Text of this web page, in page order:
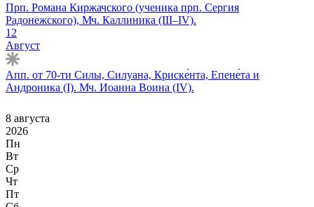
Прп. Романа Киржачского (ученика прп. Сергия
Радонежского), Мч. Каллиника (III–IV).
12
Август
Апп. от 70-ти Силы, Силуана, Криске́нта, Епене́та и
Андроника (I). Мч. Иоанна Воина (IV).
8 августа
2026
Пн
Вт
Ср
Чт
Пт